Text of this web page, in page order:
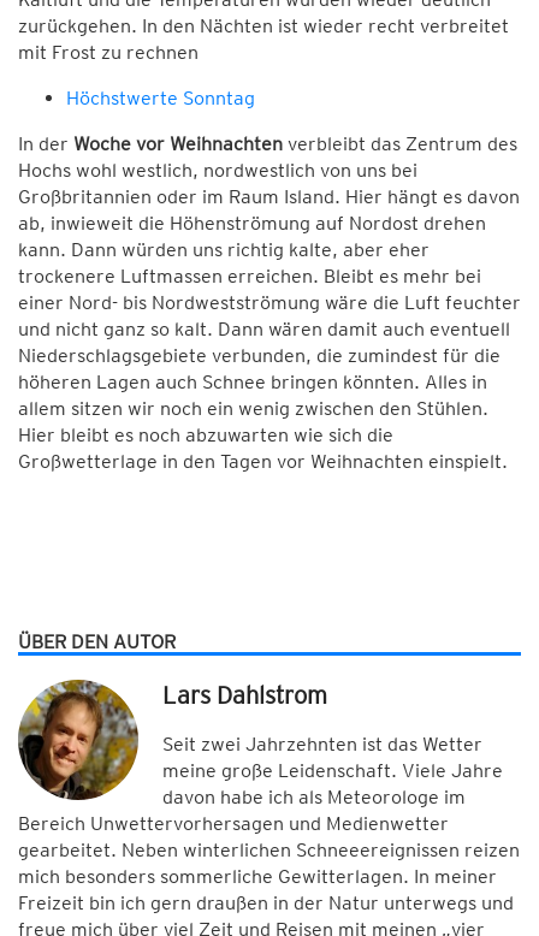
zurückgehen. In den Nächten ist wieder recht verbreitet
mit Frost zu rechnen
Höchstwerte Sonntag
In der Woche vor Weihnachten verbleibt das Zentrum des
Hochs wohl westlich, nordwestlich von uns bei
Großbritannien oder im Raum Island. Hier hängt es davon
ab, inwieweit die Höhenströmung auf Nordost drehen
kann. Dann würden uns richtig kalte, aber eher
trockenere Luftmassen erreichen. Bleibt es mehr bei
einer Nord- bis Nordwestströmung wäre die Luft feuchter
und nicht ganz so kalt. Dann wären damit auch eventuell
Niederschlagsgebiete verbunden, die zumindest für die
höheren Lagen auch Schnee bringen könnten. Alles in
allem sitzen wir noch ein wenig zwischen den Stühlen.
Hier bleibt es noch abzuwarten wie sich die
Großwetterlage in den Tagen vor Weihnachten einspielt.
ÜBER DEN AUTOR
Lars Dahlstrom
Seit zwei Jahrzehnten ist das Wetter
meine große Leidenschaft. Viele Jahre
davon habe ich als Meteorologe im
Bereich Unwettervorhersagen und Medienwetter
gearbeitet. Neben winterlichen Schneeereignissen reizen
mich besonders sommerliche Gewitterlagen. In meiner
Freizeit bin ich gern draußen in der Natur unterwegs und
freue mich über viel Zeit und Reisen mit meinen „vier